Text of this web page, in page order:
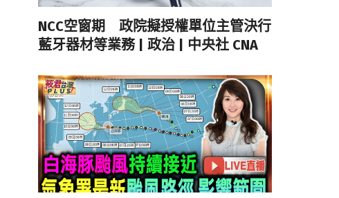
NCC空窗期 政院擬授權單位主管決行
藍牙器材等業務 | 政治 | 中央社 CNA